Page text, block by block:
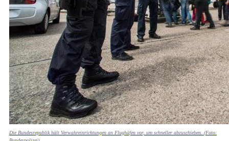
Die Bundesrepublik hält Verwahreinrichtungen an Flughäfen vor, um schneller abzuschieben. (Foto: